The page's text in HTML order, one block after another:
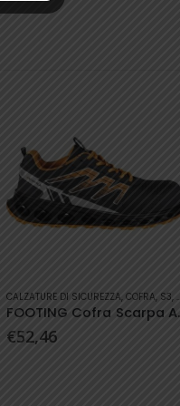
BASSA
CALZATURE DI SICUREZZA,DPI,U-POWER
U-Power – Vortix
€56,90